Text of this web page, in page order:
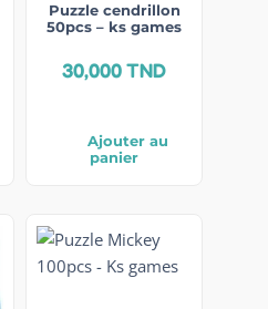
Puzzle cendrillon
50pcs – ks games
30,000TND
Ajouter au
panier